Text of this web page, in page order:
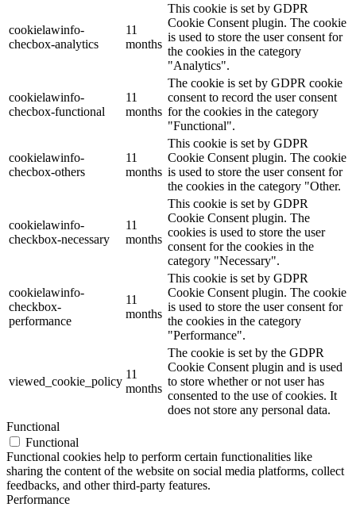
cookielawinfo-
checbox-analytics
11
months
This cookie is set by GDPR
Cookie Consent plugin. The cookie
is used to store the user consent for
the cookies in the category
"Analytics".
cookielawinfo-
checbox-functional
11
months
The cookie is set by GDPR cookie
consent to record the user consent
for the cookies in the category
"Functional".
cookielawinfo-
checbox-others
11
months
This cookie is set by GDPR
Cookie Consent plugin. The cookie
is used to store the user consent for
the cookies in the category "Other.
cookielawinfo-
checkbox-necessary
11
months
This cookie is set by GDPR
Cookie Consent plugin. The
cookies is used to store the user
consent for the cookies in the
category "Necessary".
cookielawinfo-
checkbox-
performance
11
months
This cookie is set by GDPR
Cookie Consent plugin. The cookie
is used to store the user consent for
the cookies in the category
"Performance".
viewed_cookie_policy
11
months
The cookie is set by the GDPR
Cookie Consent plugin and is used
to store whether or not user has
consented to the use of cookies. It
does not store any personal data.
Functional
Functional
Functional cookies help to perform certain functionalities like
sharing the content of the website on social media platforms, collect
feedbacks, and other third-party features.
Performance